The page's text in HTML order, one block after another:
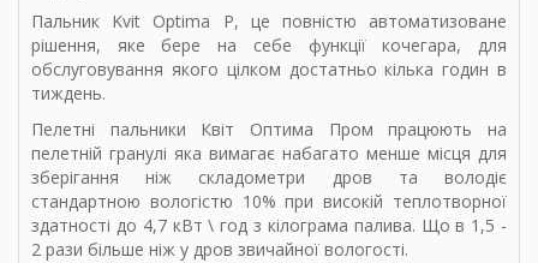
Пальник Kvit Optima P, це повністю автоматизоване
рішення, яке бере на себе функції кочегара, для
обслуговування якого цілком достатньо кілька годин в
тиждень.
Пелетні пальники Квіт Оптима Пром працюють на
пелетній гранулі яка вимагає набагато менше місця для
зберігання ніж складометри дров та володіє
стандартною вологістю 10% при високій теплотворної
здатності до 4,7 кВт \ год з кілограма палива. Що в 1,5 -
2 рази більше ніж у дров звичайної вологості.